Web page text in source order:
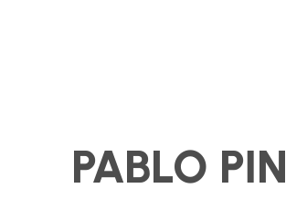
PABLO